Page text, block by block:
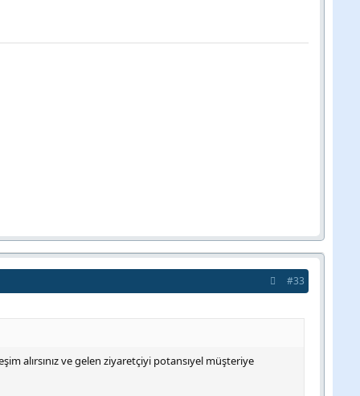
#33
alırsınız ve gelen ziyaretçiyi potansıyel müşteriye